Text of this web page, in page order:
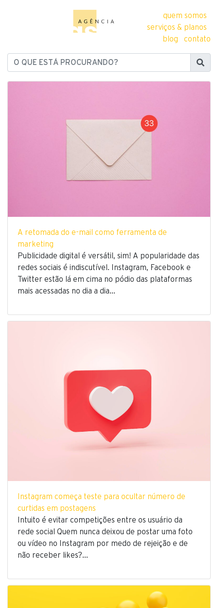
quem somos
serviços & planos
blog
contato
O QUE ESTÁ PROCURANDO?
A retomada do e-mail como ferramenta de
marketing
Publicidade digital é versátil, sim! A popularidade das
redes sociais é indiscutível. Instagram, Facebook e
Twitter estão lá em cima no pódio das plataformas
mais acessadas no dia a dia…
Instagram começa teste para ocultar número de
curtidas em postagens
Intuito é evitar competições entre os usuário da
rede social Quem nunca deixou de postar uma foto
ou vídeo no Instagram por medo de rejeição e de
não receber likes?…